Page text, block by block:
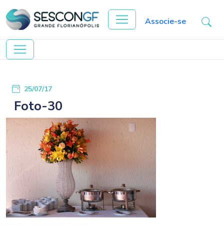
Associe-se
25/07/17
Foto-30